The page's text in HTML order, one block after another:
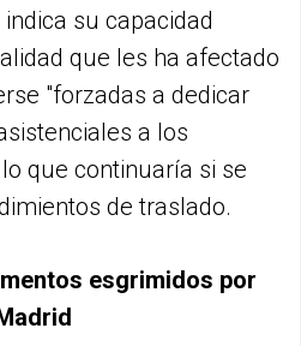
su capacidad
que les ha afectado
"forzadas a dedicar
a los
que continuaría si se
de traslado.
esgrimidos por